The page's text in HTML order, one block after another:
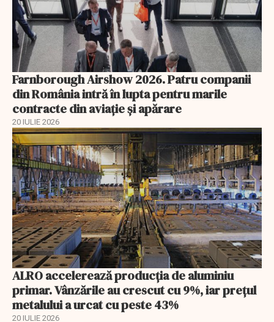
Farnborough Airshow 2026. Patru companii
din România intră în lupta pentru marile
contracte din aviație și apărare
20 IULIE 2026
ALRO accelerează producția de aluminiu
primar. Vânzările au crescut cu 9%, iar prețul
metalului a urcat cu peste 43%
20 IULIE 2026